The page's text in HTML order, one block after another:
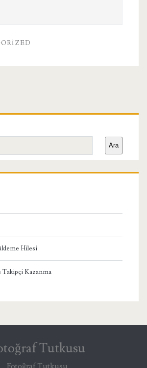
Ara
Hilesi
Takipçi Kazanma
Tutkusu
Fotoğraf Tutkusu